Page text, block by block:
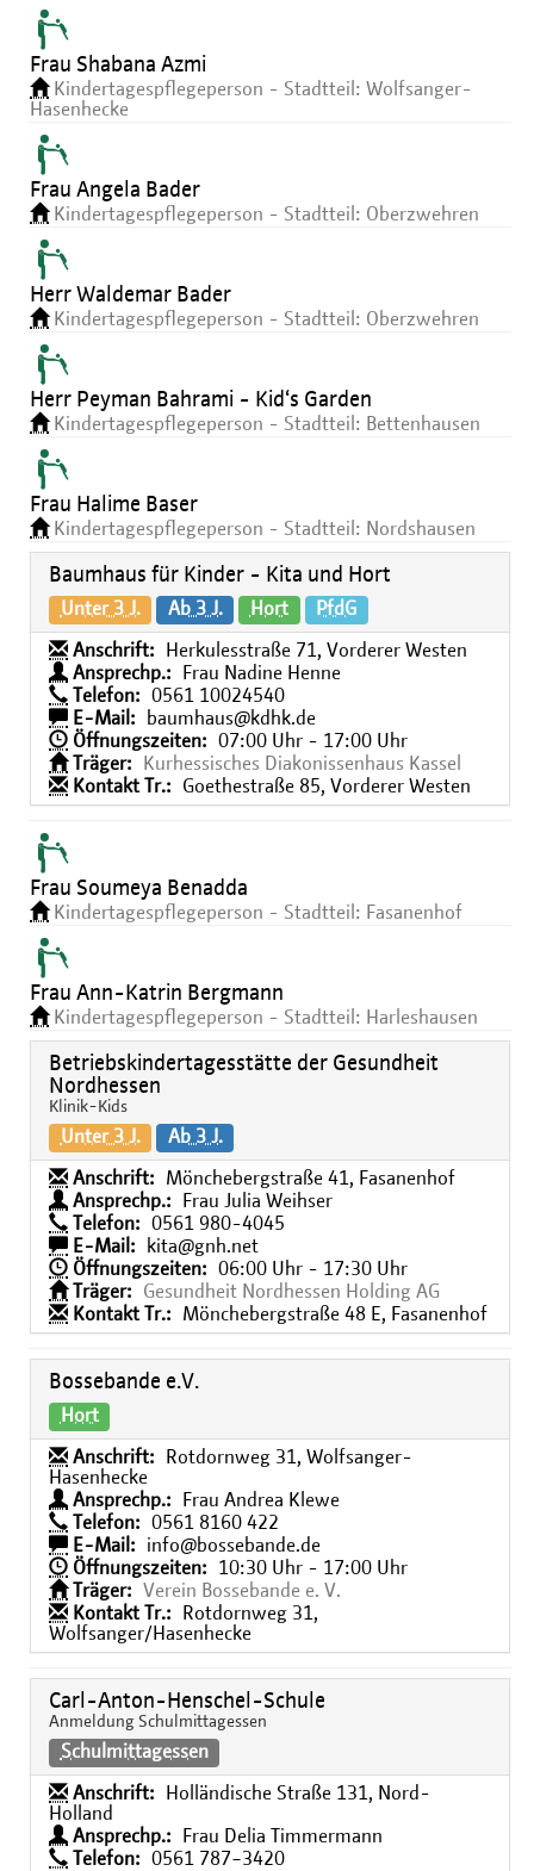
Frau Shabana Azmi
Kindertagespflegeperson - Stadtteil: Wolfsanger-
Hasenhecke
Frau Angela Bader
Kindertagespflegeperson - Stadtteil: Oberzwehren
Herr Waldemar Bader
Kindertagespflegeperson - Stadtteil: Oberzwehren
Herr Peyman Bahrami - Kid‘s Garden
Kindertagespflegeperson - Stadtteil: Bettenhausen
Frau Halime Baser
Kindertagespflegeperson - Stadtteil: Nordshausen
Baumhaus für Kinder - Kita und Hort
Unter 3 J. Ab 3 J. Hort PfdG
Anschrift:
Herkulesstraße 71, Vorderer Westen
Ansprechp.:
Frau Nadine Henne
Telefon:
0561 10024540
E-Mail:
baumhaus@kdhk.de
Öffnungszeiten:
07:00 Uhr - 17:00 Uhr
Träger:
Kurhessisches Diakonissenhaus Kassel
Kontakt Tr.:
Goethestraße 85, Vorderer Westen
Frau Soumeya Benadda
Kindertagespflegeperson - Stadtteil: Fasanenhof
Frau Ann-Katrin Bergmann
Kindertagespflegeperson - Stadtteil: Harleshausen
Betriebskindertagesstätte der Gesundheit
Nordhessen
Klinik-Kids
Unter 3 J. Ab 3 J.
Anschrift:
Mönchebergstraße 41, Fasanenhof
Ansprechp.:
Frau Julia Weihser
Telefon:
0561 980-4045
E-Mail:
kita@gnh.net
Öffnungszeiten:
06:00 Uhr - 17:30 Uhr
Träger:
Gesundheit Nordhessen Holding AG
Kontakt Tr.:
Mönchebergstraße 48 E, Fasanenhof
Bossebande e.V.
Hort
Anschrift:
Rotdornweg 31, Wolfsanger-
Hasenhecke
Ansprechp.:
Frau Andrea Klewe
Telefon:
0561 8160 422
E-Mail:
info@bossebande.de
Öffnungszeiten:
10:30 Uhr - 17:00 Uhr
Träger:
Verein Bossebande e. V.
Kontakt Tr.:
Rotdornweg 31,
Wolfsanger/Hasenhecke
Carl-Anton-Henschel-Schule
Anmeldung Schulmittagessen
Schulmittagessen
Anschrift:
Holländische Straße 131, Nord-
Holland
Ansprechp.:
Frau Delia Timmermann
Telefon:
0561 787−3420